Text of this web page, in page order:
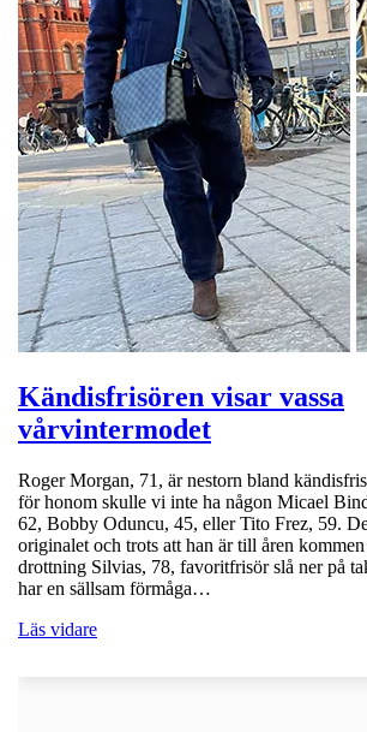
Kändisfrisören visar vassa
vårvintermodet
Roger Morgan, 71, är nestorn bland
för honom skulle vi inte ha någon Micael
62, Bobby Oduncu, 45, eller Tito Frez, 59.
originalet och trots att han är till åren
drottning Silvias, 78, favoritfrisör slå ner på
har en sällsam förmåga…
Läs vidare